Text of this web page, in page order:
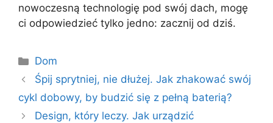
nowoczesną technologię pod swój dach, mogę
ci odpowiedzieć tylko jedno: zacznij od dziś.
Kategorie
Dom
Śpij sprytniej, nie dłużej. Jak zhakować swój
cykl dobowy, by budzić się z pełną baterią?
Design, który leczy. Jak urządzić